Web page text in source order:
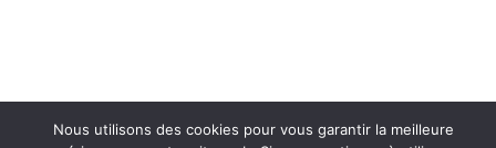
Nous utilisons des cookies pour vous garantir la meilleure